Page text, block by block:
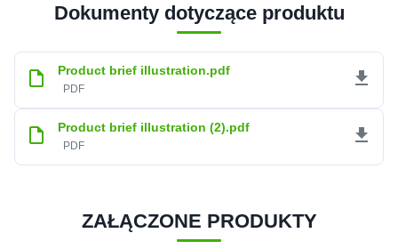
Dokumenty dotyczące produktu
Product brief illustration.pdf
PDF
Product brief illustration (2).pdf
PDF
ZAŁĄCZONE PRODUKTY